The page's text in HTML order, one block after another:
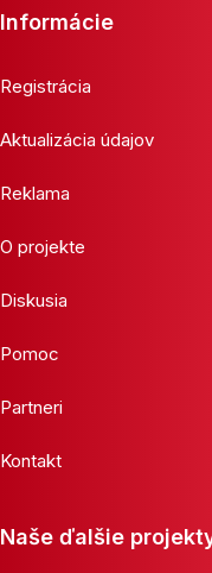
Informácie
Registrácia
Aktualizácia údajov
Reklama
O projekte
Diskusia
Pomoc
Partneri
Kontakt
Naše ďalšie